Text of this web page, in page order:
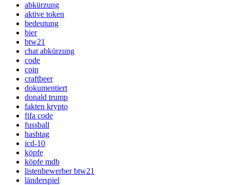
abkürzung
aktive token
bedeutung
bier
btw21
chat abkürzung
code
coin
craftbeer
dokumentiert
donald trump
fakten krypto
fifa code
fussball
hashtag
icd-10
köpfe
köpfe mdb
listenbewerber btw21
länderspiel